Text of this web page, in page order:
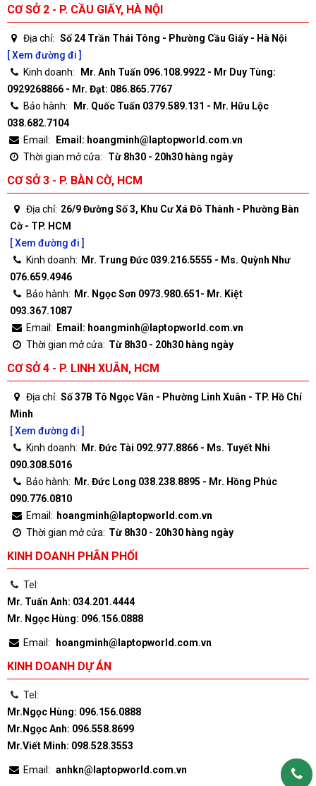
CƠ SỞ 2 - P. CẦU GIẤY, HÀ NỘI
Địa chỉ: Số 24 Trần Thái Tông - Phường Cầu Giấy - Hà Nội
[ Xem đường đi ]
Kinh doanh:
Mr. Anh Tuấn 096.108.9922 - Mr Duy Tùng:
0929268866 - Mr. Đạt: 086.865.7767
Bảo hành:
Mr. Quốc Tuấn 0379.589.131 - Mr. Hữu Lộc
038.682.7104
Email:
Email: hoangminh@laptopworld.com.vn
Thời gian mở cửa:
Từ 8h30 - 20h30 hàng ngày
CƠ SỞ 3 - P. BÀN CỜ, HCM
Địa chỉ: 26/9 Đường Số 3, Khu Cư Xá Đô Thành - Phường Bàn
Cờ - TP. HCM
[ Xem đường đi ]
Kinh doanh: Mr. Trung Đức 039.216.5555 - Ms. Quỳnh Như
076.659.4946
Bảo hành: Mr. Ngọc Sơn 0973.980.651- Mr. Kiệt
093.367.1087
Email: Email: hoangminh@laptopworld.com.vn
Thời gian mở cửa: Từ 8h30 - 20h30 hàng ngày
CƠ SỞ 4 - P. LINH XUÂN, HCM
Địa chỉ: Số 37B Tô Ngọc Vân - Phường Linh Xuân - TP. Hồ Chí
Minh
[ Xem đường đi ]
Kinh doanh: Mr. Đức Tài 092.977.8866 - Ms. Tuyết Nhi
090.308.5016
Bảo hành: Mr. Đức Long 038.238.8895 - Mr. Hồng Phúc
090.776.0810
Email: hoangminh@laptopworld.com.vn
Thời gian mở cửa: Từ 8h30 - 20h30 hàng ngày
KINH DOANH PHÂN PHỐI
Tel:
Mr. Tuấn Anh: 034.201.4444
Mr. Ngọc Hùng: 096.156.0888
Email: hoangminh@laptopworld.com.vn
KINH DOANH DỰ ÁN
Tel:
Mr.Ngọc Hùng: 096.156.0888
Mr.Ngọc Anh: 096.558.8699
Mr.Viết Minh: 098.528.3553
Email: anhkn@laptopworld.com.vn